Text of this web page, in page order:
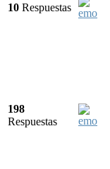
10 Respuestas
198
Respuestas